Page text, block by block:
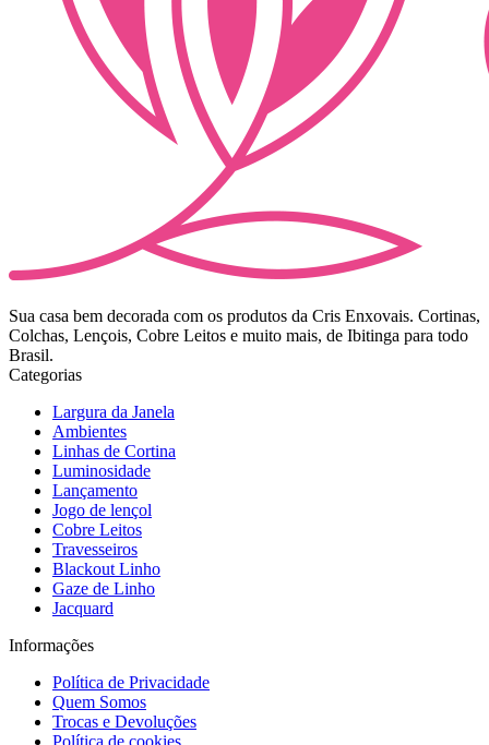
Sua casa bem decorada com os produtos da Cris Enxovais. Cortinas,
Colchas, Lençois, Cobre Leitos e muito mais, de Ibitinga para todo
Brasil.
Categorias
Largura da Janela
Ambientes
Linhas de Cortina
Luminosidade
Lançamento
Jogo de lençol
Cobre Leitos
Travesseiros
Blackout Linho
Gaze de Linho
Jacquard
Informações
Política de Privacidade
Quem Somos
Trocas e Devoluções
Política de cookies